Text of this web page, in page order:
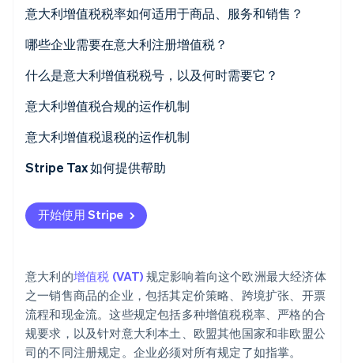
立即观看
意大利增值税税率如何适用于商品、服务和销售？
标准税率增值税 (22%)
减免增值税税率 (10%)
减免增值税税率 (5%)
超低增值税税率 (4%)
零税率及免增值税交易 (0%)
哪些企业需要在意大利注册增值税？
意大利本土企业
向意大利客户销售的欧盟企业
向意大利客户销售的非欧盟企业
活动组织者与卖方
不适用对方缴税机制的 B2B 卖方
自愿注册
什么是意大利增值税税号，以及何时需要它？
意大利增值税合规的运作机制
增值税开票
增值税申报与截止日期
进项增值税抵扣
对方缴税
记录保存
处罚
规模化管理增值税
意大利增值税退税的运作机制
Stripe Tax 如何提供帮助
开始使用 Stripe
意大利的增值税 (VAT) 规定影响着向这个欧洲最大经济体
之一销售商品的企业，包括其定价策略、跨境扩张、开票
流程和现金流。这些规定包括多种增值税税率、严格的合
规要求，以及针对意大利本土、欧盟其他国家和非欧盟公
司的不同注册规定。企业必须对所有规定了如指掌。